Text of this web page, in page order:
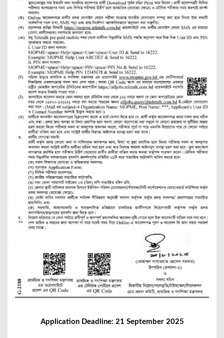
Application Deadline: 21 September 2025